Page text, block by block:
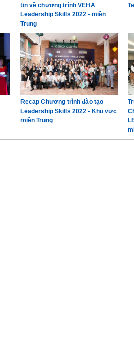
tin về chương trình VEHA
Leadership Skills 2022 - miền
Trung
Recap Chương trình đào tạo
Leadership Skills 2022 - Khu vực
miền Trung